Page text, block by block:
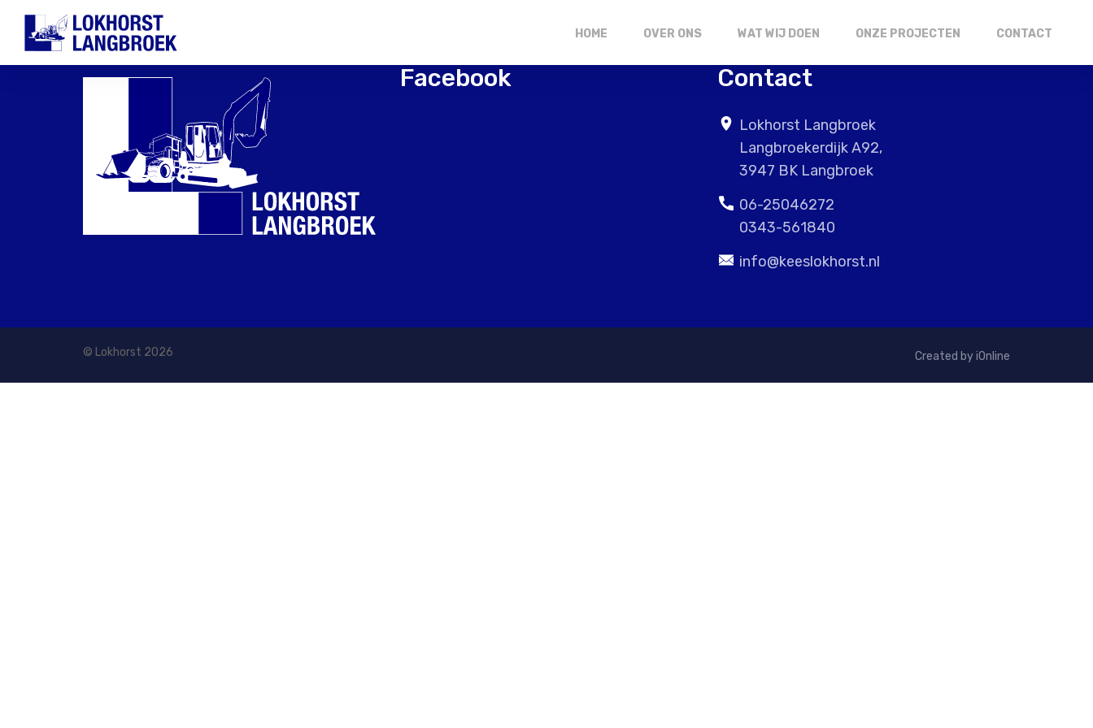
HOME OVER ONS WAT WIJ DOEN ONZE PROJECTEN CONTACT
Facebook Contact
Lokhorst Langbroek
Langbroekerdijk A92,
3947 BK Langbroek
06-25046272
0343-561840
info@keeslokhorst.nl
© Lokhorst 2026 Created by iOnline